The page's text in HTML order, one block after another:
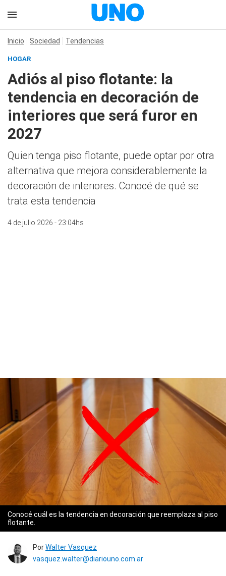
Inicio Sociedad Tendencias
HOGAR
Adiós al piso flotante: la
tendencia en decoración de
interiores que será furor en
2027
Quien tenga piso flotante, puede optar por otra
alternativa que mejora considerablemente la
decoración de interiores. Conocé de qué se
trata esta tendencia
4 de julio 2026 - 23:04hs
Conocé cuál es la tendencia en decoración que reemplaza al piso
flotante.
PorWalter Vasquez
vasquez.walter@diariouno.com.ar